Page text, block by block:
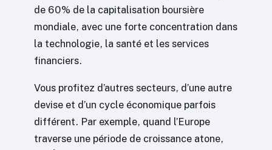
de 60% de la capitalisation boursière
mondiale, avec une forte concentration dans
la technologie, la santé et les services
financiers.
Vous profitez d’autres secteurs, d’une autre
devise et d’un cycle économique parfois
différent. Par exemple, quand l’Europe
traverse une période de croissance atone,